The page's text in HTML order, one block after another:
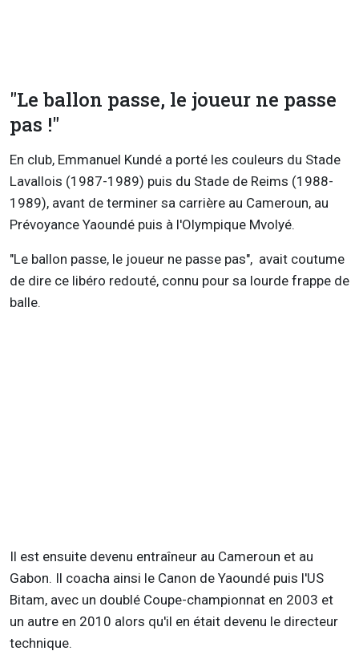
"Le ballon passe, le joueur ne passe
pas !"
En club, Emmanuel Kundé a porté les couleurs du Stade
Lavallois (1987-1989) puis du Stade de Reims (1988-
1989), avant de terminer sa carrière au Cameroun, au
Prévoyance Yaoundé puis à l'Olympique Mvolyé.
"Le ballon passe, le joueur ne passe pas", avait coutume
de dire ce libéro redouté, connu pour sa lourde frappe de
balle.
Il est ensuite devenu entraîneur au Cameroun et au
Gabon. Il coacha ainsi le Canon de Yaoundé puis l'US
Bitam, avec un doublé Coupe-championnat en 2003 et
un autre en 2010 alors qu'il en était devenu le directeur
technique.